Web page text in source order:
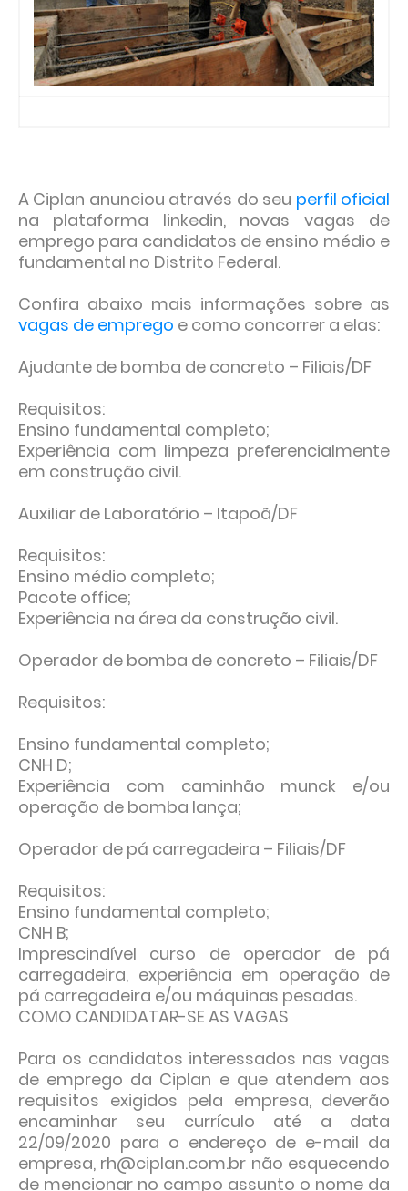
A Ciplan anunciou através do seu perfil oficial
na plataforma linkedin, novas vagas de
emprego para candidatos de ensino médio e
fundamental no Distrito Federal.
Confira abaixo mais informações sobre as
vagas de emprego e como concorrer a elas:
Ajudante de bomba de concreto – Filiais/DF
Requisitos:
Ensino fundamental completo;
Experiência com limpeza preferencialmente
em construção civil.
Auxiliar de Laboratório – Itapoã/DF
Requisitos:
Ensino médio completo;
Pacote office;
Experiência na área da construção civil.
Operador de bomba de concreto – Filiais/DF
Requisitos:
Ensino fundamental completo;
CNH D;
Experiência com caminhão munck e/ou
operação de bomba lança;
Operador de pá carregadeira – Filiais/DF
Requisitos:
Ensino fundamental completo;
CNH B;
Imprescindível curso de operador de pá
carregadeira, experiência em operação de
pá carregadeira e/ou máquinas pesadas.
COMO CANDIDATAR-SE AS VAGAS
Para os candidatos interessados nas vagas
de emprego da Ciplan e que atendem aos
requisitos exigidos pela empresa, deverão
encaminhar seu currículo até a data
22/09/2020 para o endereço de e-mail da
empresa, rh@ciplan.com.br não esquecendo
de mencionar no campo assunto o nome da